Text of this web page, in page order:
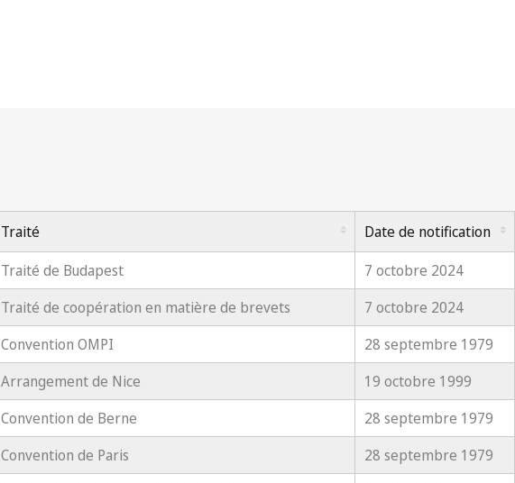
Traité
Date de notification
Traité de Budapest
7 octobre 2024
Traité de coopération en matière de brevets
7 octobre 2024
Convention OMPI
28 septembre 1979
Arrangement de Nice
19 octobre 1999
Convention de Berne
28 septembre 1979
Convention de Paris
28 septembre 1979